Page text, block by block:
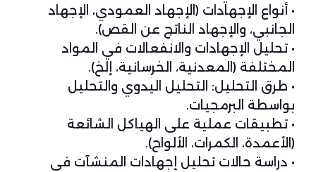
• أنواع الإجهادات (الإجهاد العمودي، الإجهاد
الجانبي، والإجهاد الناتج عن القص).
• تحليل الإجهادات والانفعالات في المواد
المختلفة (المعدنية، الخرسانية، إلخ).
• طرق التحليل: التحليل اليدوي والتحليل
بواسطة البرمجيات.
• تطبيقات عملية على الهياكل الشائعة
(الأعمدة، الكمرات، الألواح).
• دراسة حالات تحليل إجهادات المنشآت في